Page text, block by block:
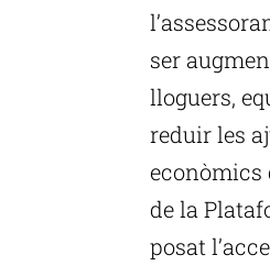
ser
lloguers,
reduir les
econòmics
de la
posat